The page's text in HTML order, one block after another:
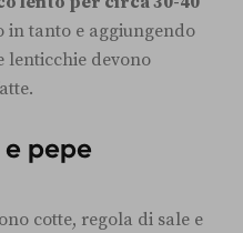
in tanto e aggiungendo
lenticchie devono
pepe
cotte, regola di sale e